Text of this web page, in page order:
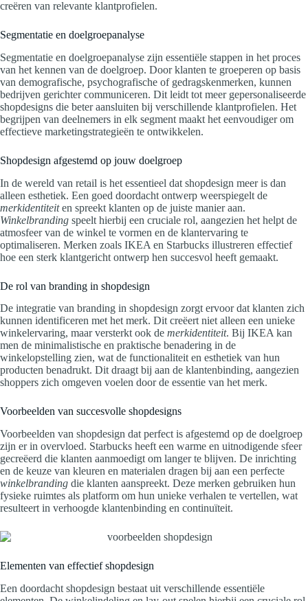
creëren van relevante klantprofielen.
Segmentatie en doelgroepanalyse
Segmentatie en doelgroepanalyse zijn essentiële stappen in het proces
van het kennen van de doelgroep. Door klanten te groeperen op basis
van demografische, psychografische of gedragskenmerken, kunnen
bedrijven gerichter communiceren. Dit leidt tot meer gepersonaliseerde
shopdesigns die beter aansluiten bij verschillende klantprofielen. Het
begrijpen van deelnemers in elk segment maakt het eenvoudiger om
effectieve marketingstrategieën te ontwikkelen.
Shopdesign afgestemd op jouw doelgroep
In de wereld van retail is het essentieel dat shopdesign meer is dan
alleen esthetiek. Een goed doordacht ontwerp weerspiegelt de
merkidentiteiten spreekt klanten op de juiste manier aan.
Winkelbranding speelt hierbij een cruciale rol, aangezien het helpt de
atmosfeer van de winkel te vormen en de klantervaring te
optimaliseren. Merken zoals IKEA en Starbucks illustreren effectief
hoe een sterk klantgericht ontwerp hen succesvol heeft gemaakt.
De rol van branding in shopdesign
De integratie van branding in shopdesign zorgt ervoor dat klanten zich
kunnen identificeren met het merk. Dit creëert niet alleen een unieke
winkelervaring, maar versterkt ook de merkidentiteit. Bij IKEA kan
men de minimalistische en praktische benadering in de
winkelopstelling zien, wat de functionaliteit en esthetiek van hun
producten benadrukt. Dit draagt bij aan de klantenbinding, aangezien
shoppers zich omgeven voelen door de essentie van het merk.
Voorbeelden van succesvolle shopdesigns
Voorbeelden van shopdesign dat perfect is afgestemd op de doelgroep
zijn er in overvloed. Starbucks heeft een warme en uitnodigende sfeer
gecreëerd die klanten aanmoedigt om langer te blijven. De inrichting
en de keuze van kleuren en materialen dragen bij aan een perfecte
winkelbranding die klanten aanspreekt. Deze merken gebruiken hun
fysieke ruimtes als platform om hun unieke verhalen te vertellen, wat
resulteert in verhoogde klantenbinding en continuïteit.
Elementen van effectief shopdesign
Een doordacht shopdesign bestaat uit verschillende essentiële